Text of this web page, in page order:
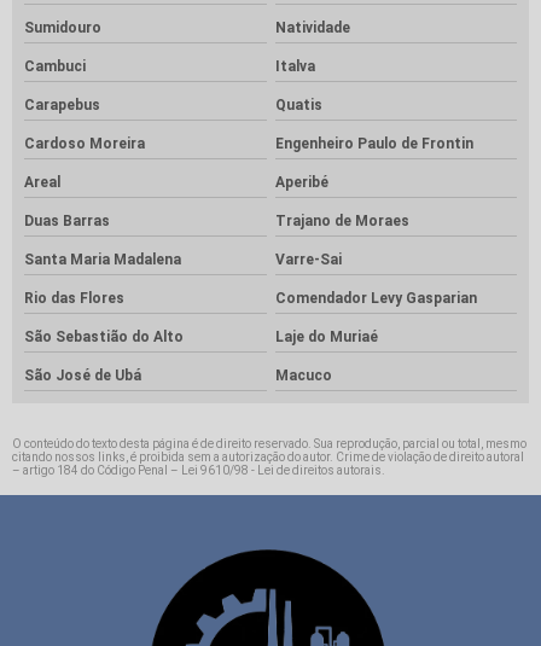
Sumidouro Natividade
Cambuci Italva
Carapebus Quatis
Cardoso Moreira Engenheiro Paulo de Frontin
Areal Aperibé
Duas Barras Trajano de Moraes
Santa Maria Madalena Varre-Sai
Rio das Flores Comendador Levy Gasparian
São Sebastião do Alto Laje do Muriaé
São José de Ubá Macuco
O conteúdo do texto desta página é de direito reservado. Sua reprodução, parcial ou total, mesmo
citando nossos links, é proibida sem a autorização do autor. Crime de violação de direito autoral
– artigo 184 do Código Penal – Lei 9610/98 - Lei de direitos autorais.